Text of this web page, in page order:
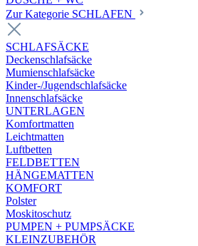
Zur Kategorie SCHLAFEN
SCHLAFSÄCKE
Deckenschlafsäcke
Mumienschlafsäcke
Kinder-/Jugendschlafsäcke
Innenschlafsäcke
UNTERLAGEN
Komfortmatten
Leichtmatten
Luftbetten
FELDBETTEN
HÄNGEMATTEN
KOMFORT
Polster
Moskitoschutz
PUMPEN + PUMPSÄCKE
KLEINZUBEHÖR